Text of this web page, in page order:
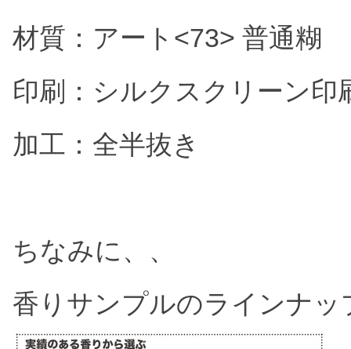
材質：アート<73> 普通糊
印刷：シルクスクリーン印
加工：全半抜き
ちなみに、、
香りサンプルのラインナッ